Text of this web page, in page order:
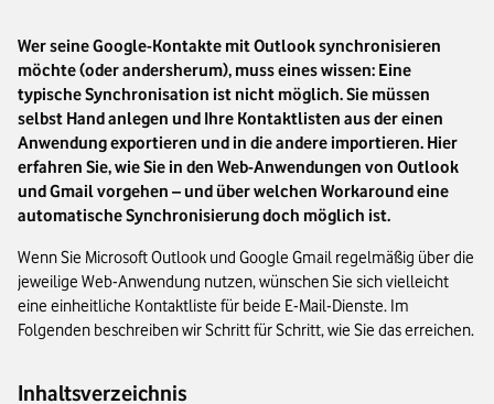
Wer seine Google-Kontakte mit Outlook synchronisieren
möchte (oder andersherum), muss eines wissen: Eine
typische Synchronisation ist nicht möglich. Sie müssen
selbst Hand anlegen und Ihre Kontaktlisten aus der einen
Anwendung exportieren und in die andere importieren. Hier
erfahren Sie, wie Sie in den Web-Anwendungen von Outlook
und Gmail vorgehen – und über welchen Workaround eine
automatische Synchronisierung doch möglich ist.
Wenn Sie Microsoft Outlook und Google Gmail regelmäßig über die
jeweilige Web-Anwendung nutzen, wünschen Sie sich vielleicht
eine einheitliche Kontaktliste für beide E-Mail-Dienste. Im
Folgenden beschreiben wir Schritt für Schritt, wie Sie das erreichen.
Inhaltsverzeichnis